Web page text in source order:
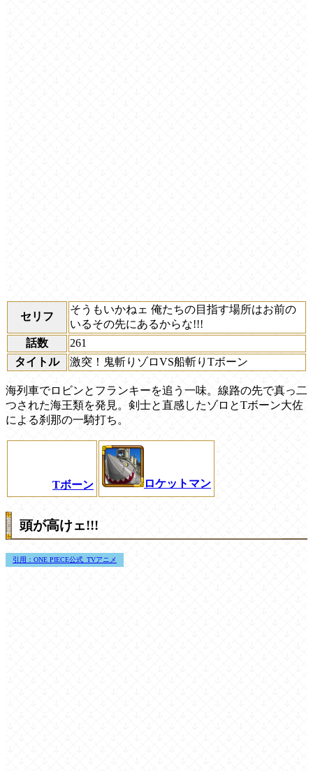
セリフ
そうもいかねェ 俺たちの目指す場所はお前の
いるその先にあるからな!!!
話数
261
タイトル
激突！鬼斬りゾロVS船斬りTボーン
海列車でロビンとフランキーを追う一味。線路の先で真っ二
つされた海王類を発見。剣士と直感したゾロとTボーン大佐
による刹那の一騎打ち。
Tボーン ロケットマン
頭が高けェ!!!
引用：ONE PIECE公式_TVアニメ